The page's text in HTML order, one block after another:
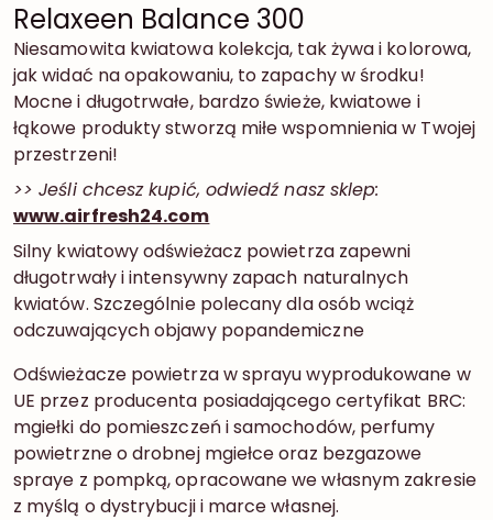
Relaxeen Balance 300
Niesamowita kwiatowa kolekcja, tak żywa i kolorowa,
jak widać na opakowaniu, to zapachy w środku!
Mocne i długotrwałe, bardzo świeże, kwiatowe i
łąkowe produkty stworzą miłe wspomnienia w Twojej
przestrzeni!
>> Jeśli chcesz kupić, odwiedź nasz sklep:
www.airfresh24.com
Silny kwiatowy odświeżacz powietrza zapewni
długotrwały i intensywny zapach naturalnych
kwiatów. Szczególnie polecany dla osób wciąż
odczuwających objawy popandemiczne
Odświeżacze powietrza w sprayu wyprodukowane w
UE przez producenta posiadającego certyfikat BRC:
mgiełki do pomieszczeń i samochodów, perfumy
powietrzne o drobnej mgiełce oraz bezgazowe
spraye z pompką, opracowane we własnym zakresie
z myślą o dystrybucji i marce własnej.